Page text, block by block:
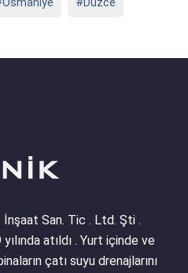
San. Tic . Ltd. Şti .
atıldı . Yurt içinde ve
çatı suyu drenajlarını